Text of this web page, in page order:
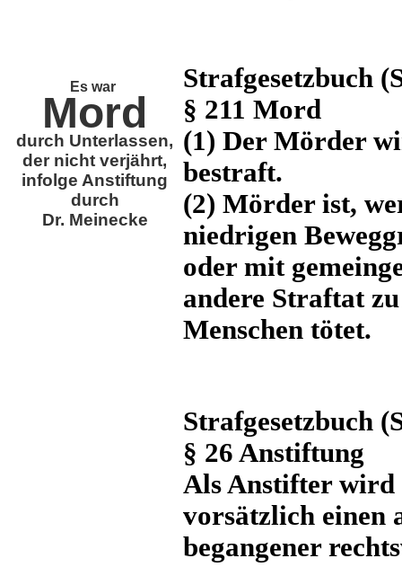
Es war
Mord
durch Unterlassen,
der nicht verjährt,
infolge Anstiftung
durch
Dr. Meinecke
Strafgesetzbuch
§ 211 Mord
(1) Der Mörder
bestraft.
(2) Mörder ist,
niedrigen
oder mit
andere Straftat
Menschen tötet.
Strafgesetzbuch
§ 26 Anstiftung
Als Anstifter wird
vorsätzlich einen
begangener